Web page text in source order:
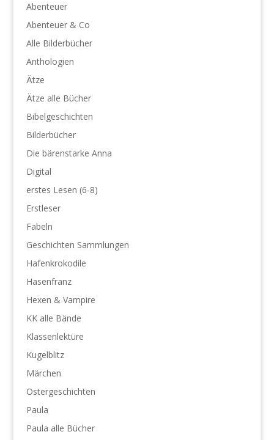
Abenteuer
Abenteuer & Co
Alle Bilderbücher
Anthologien
Ätze
Ätze alle Bücher
Bibelgeschichten
Bilderbücher
Die bärenstarke Anna
Digital
erstes Lesen (6-8)
Erstleser
Fabeln
Geschichten Sammlungen
Hafenkrokodile
Hasenfranz
Hexen & Vampire
KK alle Bände
Klassenlektüre
Kugelblitz
Märchen
Ostergeschichten
Paula
Paula alle Bücher